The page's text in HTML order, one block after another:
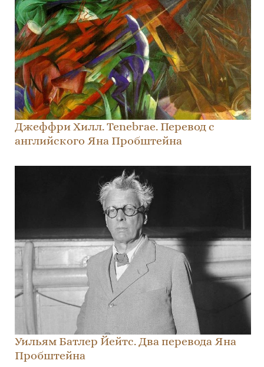
Джеффри Хилл. Tenebrae. Перевод с
английского Яна Пробштейнa
Уильям Батлер Йейтс. Два перевода Яна
Пробштейна